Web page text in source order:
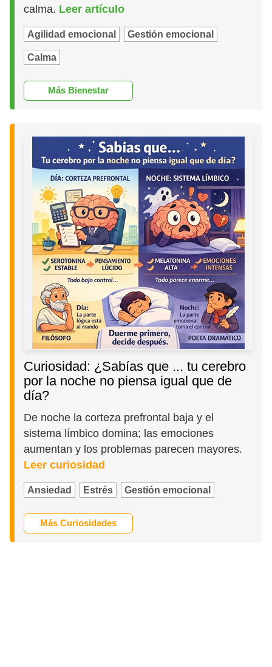
calma. Leer artículo
Agilidad emocional Gestión emocional
Calma
Más Bienestar
Curiosidad: ¿Sabías que ... tu cerebro
por la noche no piensa igual que de
día?
De noche la corteza prefrontal baja y el
sistema límbico domina; las emociones
aumentan y los problemas parecen mayores.
Leer curiosidad
Ansiedad Estrés Gestión emocional
Más Curiosidades